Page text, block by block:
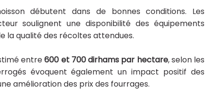
débutent dans de bonnes conditions. Les
soulignent une disponibilité des équipements
la qualité des récoltes attendues.
entre600 et 700 dirhams par hectare, selon les
évoquent également un impact positif des
amélioration des prix des fourrages.